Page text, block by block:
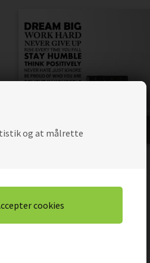
og at målrette
Pris229,00